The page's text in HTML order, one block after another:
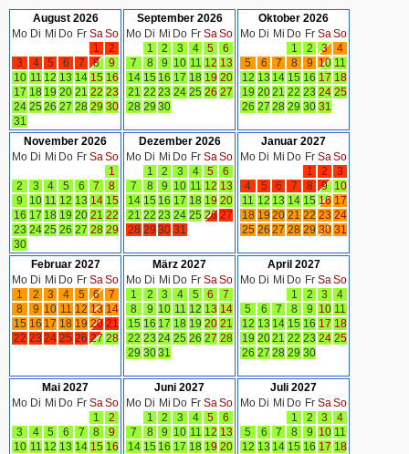
August 2026
Mo Di Mi Do Fr SaSo
1
2
3
4 5 6 7 8
9
10 11 12 13 14 15 16
17 18 19 20 21 22 23
24 25 26 27 28 29 30
31
September 2026
Mo Di Mi Do Fr SaSo
1
2 3 4 5
6
7
8 9 10 11 12 13
14 15 16 17 18 19 20
21 22 23 24 25 26 27
28 29 30
Oktober 2026
Mo Di Mi Do Fr SaSo
1
2 3
4
5
6 7 8 9 10 11
12 13 14 15 16 17 18
19 2021 22 23 24 25
26 27 28 29 30 31
November 2026
Mo Di Mi Do Fr SaSo
1
2
3 4 5 6 7
8
9
10 11 12 13 14 15
16 17 18 19 20 21 22
23 2425 26 27 28 29
30
Dezember 2026
Mo Di Mi Do Fr SaSo
1
2 3 4 5
6
7
8 9 10 11 12 13
14 15 16 17 18 19 20
21 22 23 24 25 26 27
28 29 30 31
Januar 2027
Mo Di Mi Do Fr SaSo
1
2
3
4
5 6 7 8 9 10
11 12 13 14 15 16 17
18 19 20 21 22 23 24
25 26 27 28 29 30 31
Februar 2027
Mo Di Mi Do Fr SaSo
1
2 3 4 5 6
7
8
9 10 11 12 13 14
15 16 17 18 19 20 21
22 23 24 25 26 27 28
März 2027
Mo Di Mi Do Fr SaSo
1
2 3 4 5 6
7
8
9 10 11 12 13 14
15 16 17 18 19 20 21
22 23 24 25 26 27 28
29 3031
April 2027
Mo Di Mi Do Fr SaSo
1
2 3
4
5
6 7 8 9 10 11
12 13 14 15 16 17 18
19 2021 22 23 24 25
26 27 28 29 30
Mai 2027
Mo Di Mi Do Fr SaSo
1
2
3
4 5 6 7 8
9
10 11 12 13 14 15 16
Juni 2027
Mo Di Mi Do Fr SaSo
1
2 3 4 5
6
7
8 9 10 11 12 13
14 15 16 17 18 19 20
Juli 2027
Mo Di Mi Do Fr SaSo
1
2 3
4
5
6 7 8 9 10 11
12 13 14 15 16 17 18